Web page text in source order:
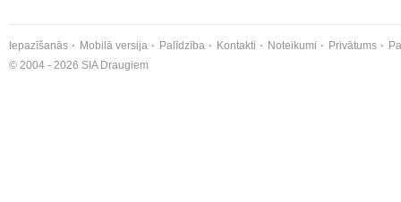
Iepazīšanās Mobilā versija Palīdzība Kontakti Noteikumi Privātums
© 2004 - 2026 SIA Draugiem